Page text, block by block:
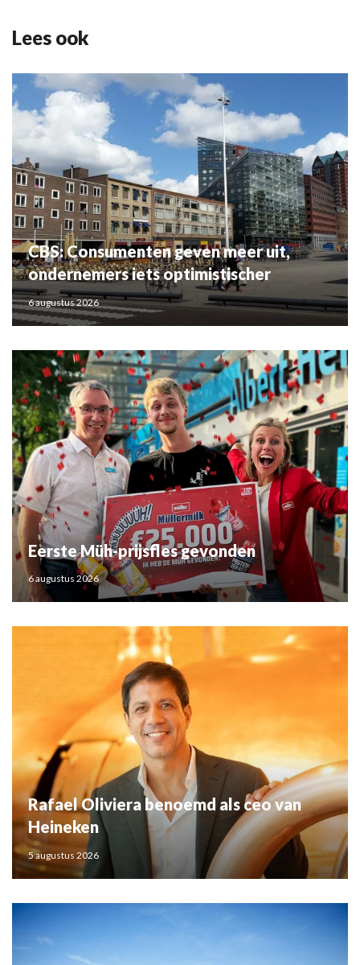
Lees ook
CBS: Consumenten geven meer uit,
ondernemers iets optimistischer
6 augustus 2026
Eerste Müh-prijsfles gevonden
6 augustus 2026
Rafael Oliviera benoemd als ceo van
Heineken
5 augustus 2026